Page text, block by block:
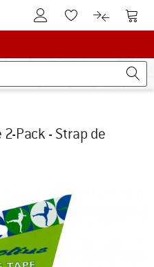
Vers le compte client
Vers la liste
Vers le
2-Pack - Strap de